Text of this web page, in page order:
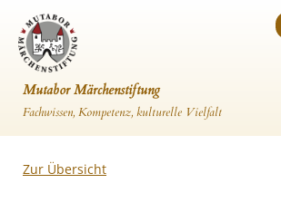
Mutabor Märchenstiftung
Fachwissen, Kompetenz, kulturelle Vielfalt
Zur Übersicht